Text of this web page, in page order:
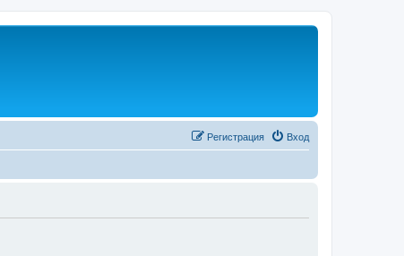
Вход
Регистрация